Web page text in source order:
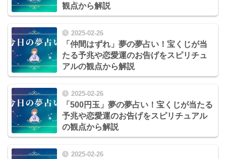
観点から解説
2025-02-26
「仲間はずれ」夢の夢占い！宝くじが当
たる予兆や恋愛運のお告げをスピリチュ
アルの観点から解説
2025-02-26
「500円玉」夢の夢占い！宝くじが当たる
予兆や恋愛運のお告げをスピリチュアル
の観点から解説
2025-02-26